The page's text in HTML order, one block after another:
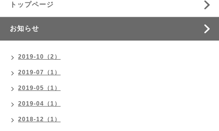
トップページ
お知らせ
2019-10（2）
2019-07（1）
2019-05（1）
2019-04（1）
2018-12（1）